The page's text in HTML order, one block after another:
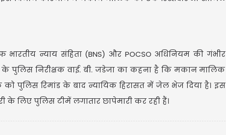
न्याय संहिता (BNS) और POCSO अधिनियम की गंभीर
पुलिस निरीक्षक वाई. बी. जडेजा का कहना है कि मकान मालिक
पुलिस रिमांड के बाद न्यायिक हिरासत में जेल भेज दिया है। इस
के लिए पुलिस टीमें लगातार छापेमारी कर रही हैं।